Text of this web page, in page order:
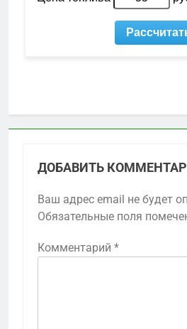
ДОБАВИТЬ
Ваш адрес email не будет
Обязательные поля
Комментарий *